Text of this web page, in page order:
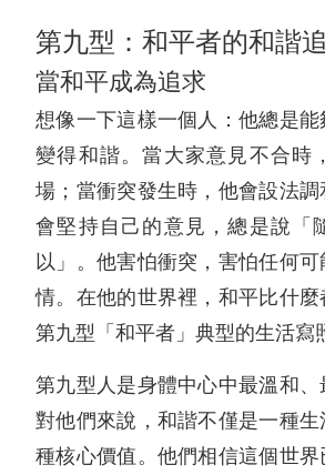
第九型：和平者的和諧
當和平成為追求
想像一下這樣一個人：他總是
變得和諧。當大家意見不合時
場；當衝突發生時，他會設法
會堅持自己的意見，總是說「
以」。他害怕衝突，害怕任何
情。在他的世界裡，和平比什
第九型「和平者」典型的生活寫
第九型人是身體中心中最溫和、
對他們來說，和諧不僅是一種
種核心價值。他們相信這個世